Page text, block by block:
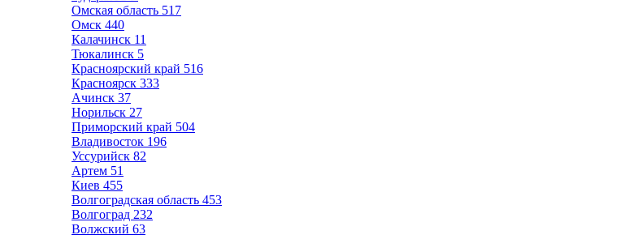
Омская область 517
Омск 440
Калачинск 11
Тюкалинск 5
Красноярский край 516
Красноярск 333
Ачинск 37
Норильск 27
Приморский край 504
Владивосток 196
Уссурийск 82
Артем 51
Киев 455
Волгоградская область 453
Волгоград 232
Волжский 63